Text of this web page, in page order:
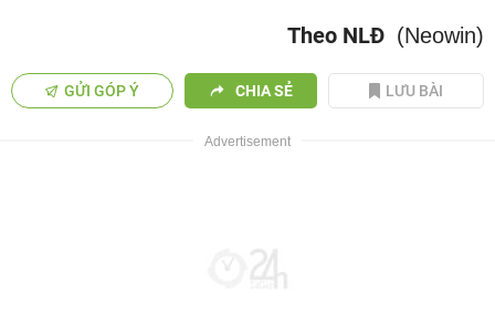
Theo NLĐ (Neowin)
GỬI GÓP Ý CHIA SẺ LƯU BÀI